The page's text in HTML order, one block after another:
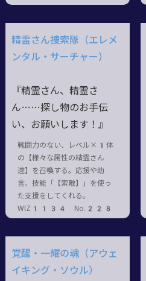
精霊さん捜索隊（エレメ
ンタル・サーチャー）
『精霊さん、精霊さ
ん……探し物のお手伝
い、お願いします！』
戦闘力のない、レベル×1体
の【様々な属性の精霊さん
達】を召喚する。応援や助
言、技能「【索敵】」を使っ
た支援をしてくれる。
WIZ1134 No.228
覚醒・一耀の魂（アウェ
イキング・ソウル）